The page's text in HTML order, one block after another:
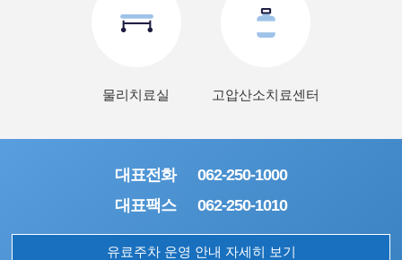
물리치료실 고압산소치료센터
대표전화
062-250-1000
대표팩스
062-250-1010
유료주차 운영 안내 자세히 보기